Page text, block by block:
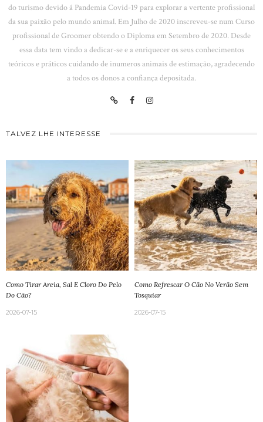
do turismo devido á Pandemia Covid-19 para explorar a vertente profissional
da sua paixão pelo mundo animal. Em Julho de 2020 inscreveu-se num Curso
profissional de Groomer obtendo o Diploma em Setembro de 2020. Desde
essa data tem vindo a dedicar-se e a enriquecer os seus conhecimentos
teóricos e práticos cuidando de inumeros animais de estimação, agradecendo
a todos os donos a confiança depositada.
TALVEZ LHE INTERESSE
Como Tirar Areia, Sal E Cloro Do Pelo
Do Cão?
2026-07-15
Como Refrescar O Cão No Verão Sem
Tosquiar
2026-07-15